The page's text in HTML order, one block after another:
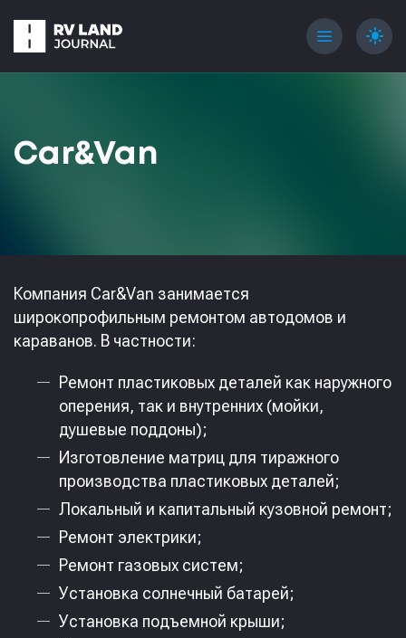
menu light_mode
Car&Van
Компания Car&Van занимается
широкопрофильным ремонтом автодомов и
караванов. В частности:
Ремонт пластиковых деталей как наружного
оперения, так и внутренних (мойки,
душевые поддоны);
Изготовление матриц для тиражного
производства пластиковых деталей;
Локальный и капитальный кузовной ремонт;
Ремонт электрики;
Ремонт газовых систем;
Установка солнечный батарей;
Установка подъемной крыши;